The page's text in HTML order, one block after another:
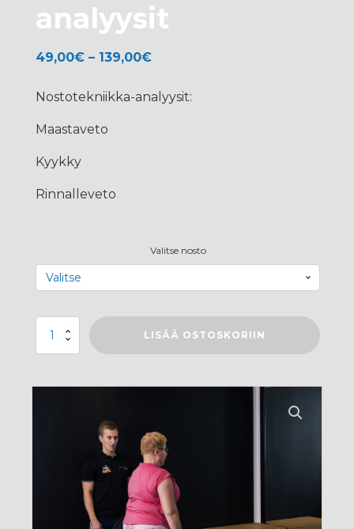
analyysit
49,00€ – 139,00€Hintaluokka:
-
Nostotekniikka-analyysit:
Maastaveto
Kyykky
Rinnalleveto
Valitse nosto
Nostotekniikka-
LISÄÄ OSTOSKORIIN